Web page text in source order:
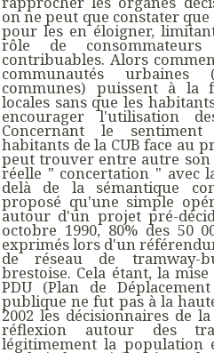
on ne peut que constater
pour les en éloigner,
rôle de
contribuables. Alors
communautés urbaines
communes) puissent à la
locales sans que les
encourager l'utilisation
Concernant le
habitants de la CUB face au
peut trouver entre autre son
réelle " concertation " avec
delà de la sémantique
proposé qu'une simple
autour d'un projet pré-
octobre 1990, 80% des 50
exprimés lors d'un
de réseau de tramway-
brestoise. Cela étant, la
PDU (Plan de
publique ne fut pas à la
2002 les décisionnaires de
réflexion autour des
légitimement la population